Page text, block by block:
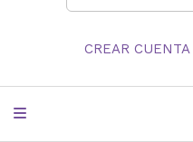
CREAR CUENTA